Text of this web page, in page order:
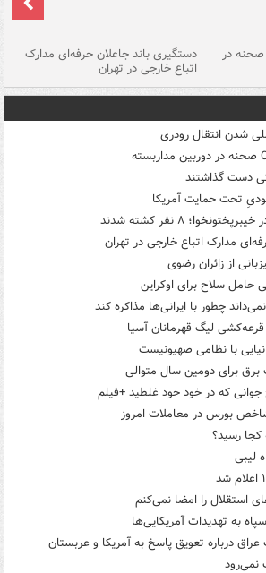
لحظه انفجار جایگاه CNG صحنه در دستگیری باند جاعلان حرفه‌ای مدارک
اتباع خارجی در تهران
شدن انتقال رودری
دست گذاشتند
تحت حمایت آمریکا
۸ نفر کشته شدند
مدارک اتباع خارجی در تهران
از زائران رضوی
سلاح برای اوکراین
چطور با ایرانی‌ها مذاکره کند
لیگ قهرمانان آسیا
با نظامی صهیونیست
که در خود خود غلطید +فیلم
کجا رسید؟
لیبی
استقلال را امضا نمی‌کنم
به تهدیدات آمریکایی‌ها
درباره تعویق پاسخ به آمریکا و عربستان